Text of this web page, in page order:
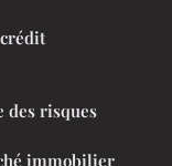
des risques
immobilier